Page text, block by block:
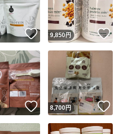
いいね！
9,850円 いいね！
いいね！
8,700円